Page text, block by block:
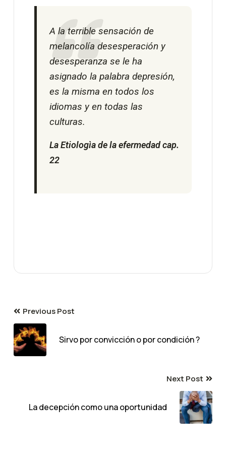
A la terrible sensación de
melancolía desesperación y
desesperanza se le ha
asignado la palabra depresión,
es la misma en todos los
idiomas y en todas las
culturas.
La Etiologìa de la efermedad cap.
22
Previous Post
Sirvo por convicción o por condición ?
Next Post
La decepción como una oportunidad